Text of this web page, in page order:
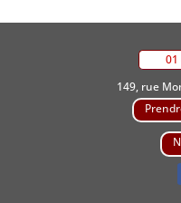
01
149, rue